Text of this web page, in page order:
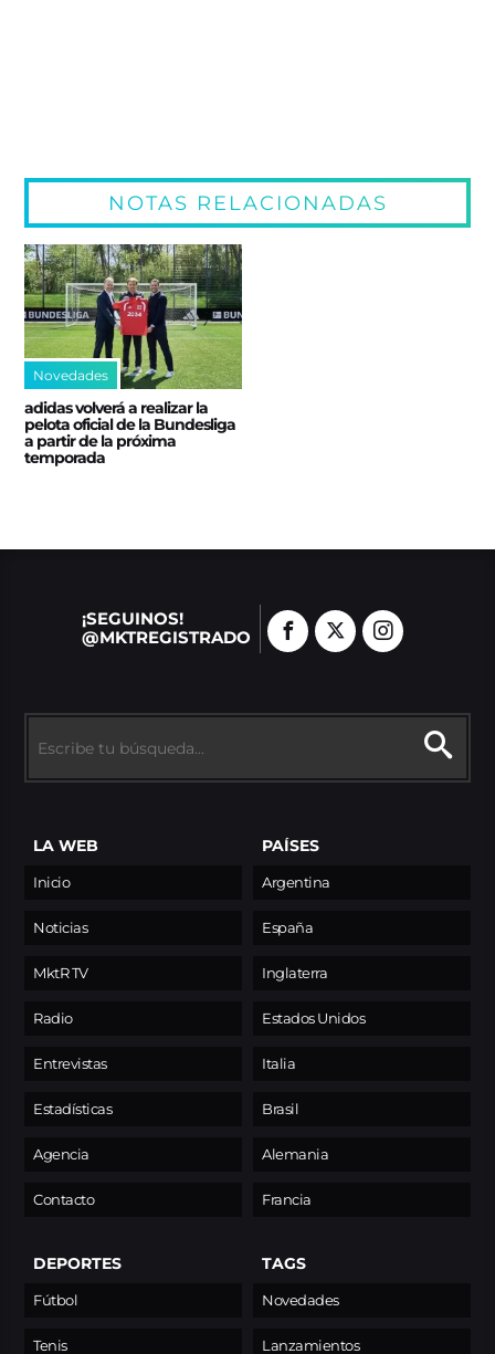
NOTAS RELACIONADAS
Novedades
adidas volverá a realizar la
pelota oficial de la Bundesliga
a partir de la próxima
temporada
¡SEGUINOS!
@MKTREGISTRADO
LA WEB
Inicio
Noticias
MktR TV
Radio
Entrevistas
Estadísticas
Agencia
Contacto
PAÍSES
Argentina
España
Inglaterra
Estados Unidos
Italia
Brasil
Alemania
Francia
DEPORTES
Fútbol
Tenis
TAGS
Novedades
Lanzamientos